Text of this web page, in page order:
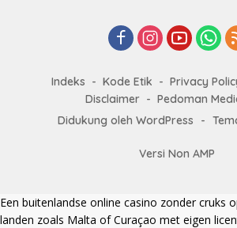
Indeks Kode Etik Privacy
Disclaimer
Pedoman
Didukung oleh WordPress
-
Versi Non AMP
Een buitenlandse online casino zonder cruks
landen zoals Malta of Curaçao met eigen